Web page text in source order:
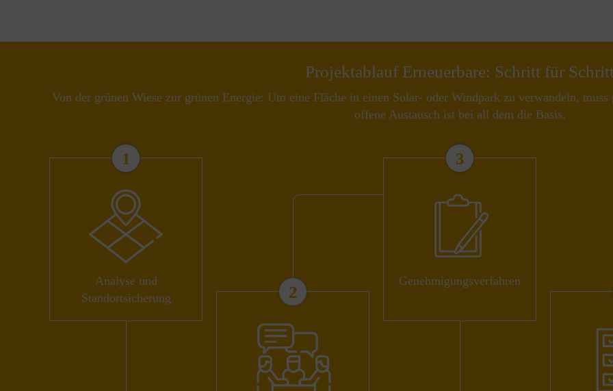
Projektablauf Erneuerbare: Schritt für
Von der grünen Wiese zur grünen Energie: Um eine Fläche in einen Solar- oder Windpark zu verwandeln,
offene Austausch ist bei all dem die Basis.
1
Analyse und
Standortsicherung
2
3
Genehmigungs­verfahren